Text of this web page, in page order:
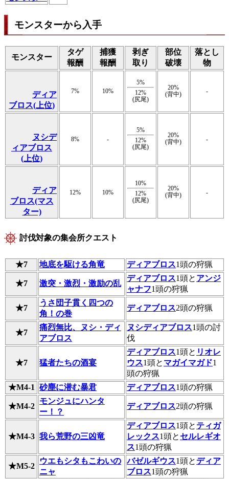
モンスターから入手
モンスター
タゲ
報酬
捕獲
報酬
剥ぎ
取り
部位
破壊
落とし
物
ディア
ブロス(上位)
7% 10%
5%
12%
(尻尾)
20%
(背中)
-
ヌシデ
ィアブロス
(上位)
8% -
5%
12%
(尻尾)
20%
(背中)
-
ディア
ブロス(マス
ター)
12% 10%
10%
12%
(尻尾)
20%
(背中)
-
討伐対象の集会所クエスト
★7 地底を駆ける角竜 ディアブロス1頭の狩猟
★7 激突・激烈・激励の乱
ディアブロス1頭と アンジ
ャナフ1頭の狩猟
★7
うさ団子貫く四つの
角！の巻
ディアブロス2頭の狩猟
★7
痛烈無比、ヌシ・ディ
アブロス
ヌシディアブロス1頭の討
伐
★7 猛者たちの酒宴
ディアブロス1頭と リオレ
ウス1頭と マガイマガド1
頭の狩猟
★M4-1
砂塵に潜む暴君 ディアブロス1頭の狩猟
★M4-2
モンジュにハンタ
ー！？
ディアブロス2頭の狩猟
★M4-3 我ら荒野の三凶竜
ディアブロス1頭と ティガ
レックス1頭と セルレギオ
ス1頭の狩猟
★M5-2
ウエもシタもこわいの
ニャ
バゼルギウス1頭とディア
ブロス1頭の狩猟